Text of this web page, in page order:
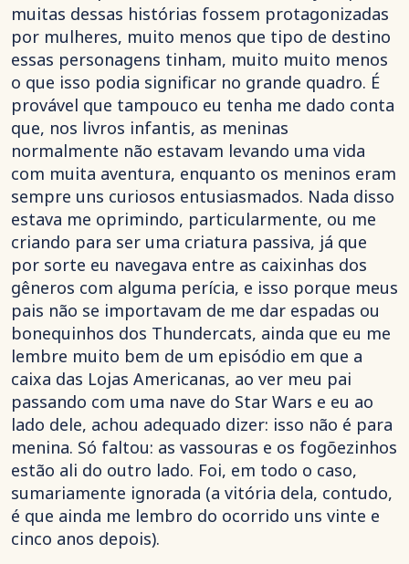
muitas dessas histórias fossem protagonizadas
por mulheres, muito menos que tipo de destino
essas personagens tinham, muito muito menos
o que isso podia significar no grande quadro. É
provável que tampouco eu tenha me dado conta
que, nos livros infantis, as meninas
normalmente não estavam levando uma vida
com muita aventura, enquanto os meninos eram
sempre uns curiosos entusiasmados. Nada disso
estava me oprimindo, particularmente, ou me
criando para ser uma criatura passiva, já que
por sorte eu navegava entre as caixinhas dos
gêneros com alguma perícia, e isso porque meus
pais não se importavam de me dar espadas ou
bonequinhos dos Thundercats, ainda que eu me
lembre muito bem de um episódio em que a
caixa das Lojas Americanas, ao ver meu pai
passando com uma nave do Star Wars e eu ao
lado dele, achou adequado dizer: isso não é para
menina. Só faltou: as vassouras e os fogõezinhos
estão ali do outro lado. Foi, em todo o caso,
sumariamente ignorada (a vitória dela, contudo,
é que ainda me lembro do ocorrido uns vinte e
cinco anos depois).